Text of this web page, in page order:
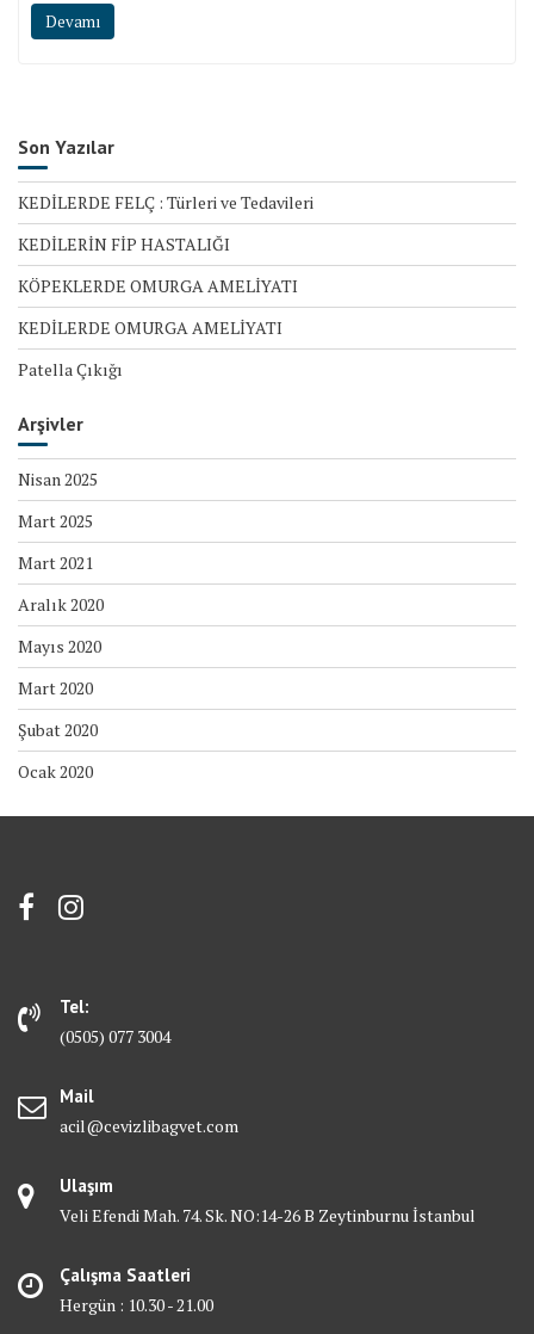
Devamı
Son Yazılar
KEDİLERDE FELÇ : Türleri ve Tedavileri
KEDİLERİN FİP HASTALIĞI
KÖPEKLERDE OMURGA AMELİYATI
KEDİLERDE OMURGA AMELİYATI
Patella Çıkığı
Arşivler
Nisan 2025
Mart 2025
Mart 2021
Aralık 2020
Mayıs 2020
Mart 2020
Şubat 2020
Ocak 2020
Tel:
(0505) 077 3004
Mail
acil@cevizlibagvet.com
Ulaşım
Veli Efendi Mah. 74. Sk. NO:14-26 B Zeytinburnu İstanbul
Çalışma Saatleri
Hergün : 10.30 - 21.00